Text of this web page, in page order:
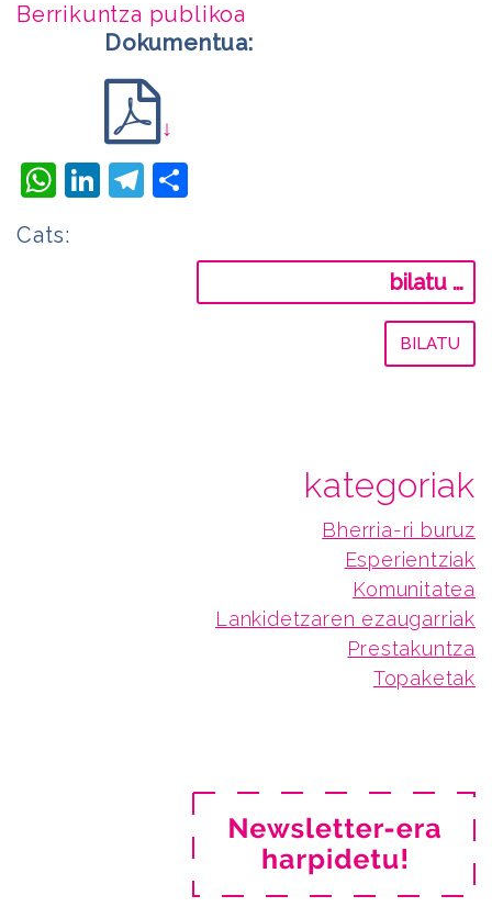
Berrikuntza publikoa
Dokumentua:
↓
WhatsApp
LinkedIn
Telegram
Cats:
kategoriak
Bherria-ri buruz
Esperientziak
Komunitatea
Lankidetzaren ezaugarriak
Prestakuntza
Topaketak